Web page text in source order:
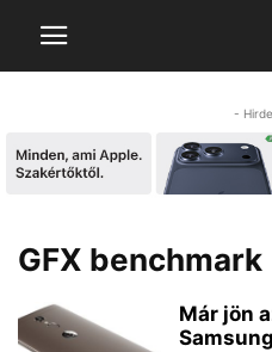
-
GFX benchmark
Már jön